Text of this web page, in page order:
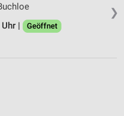
❯
|
Geöffnet